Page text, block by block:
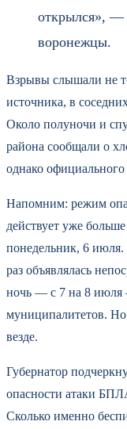
открылся», —
воронежцы.
Взрывы слышали не
источника, в
Около полуночи и
района сообщали о
однако
Напомним: режим
действует уже
понедельник, 6 июля.
раз объявлялась
ночь — с 7 на 8 июля
муниципалитетов. Но
везде.
Губернатор
опасности атаки
Сколько именно